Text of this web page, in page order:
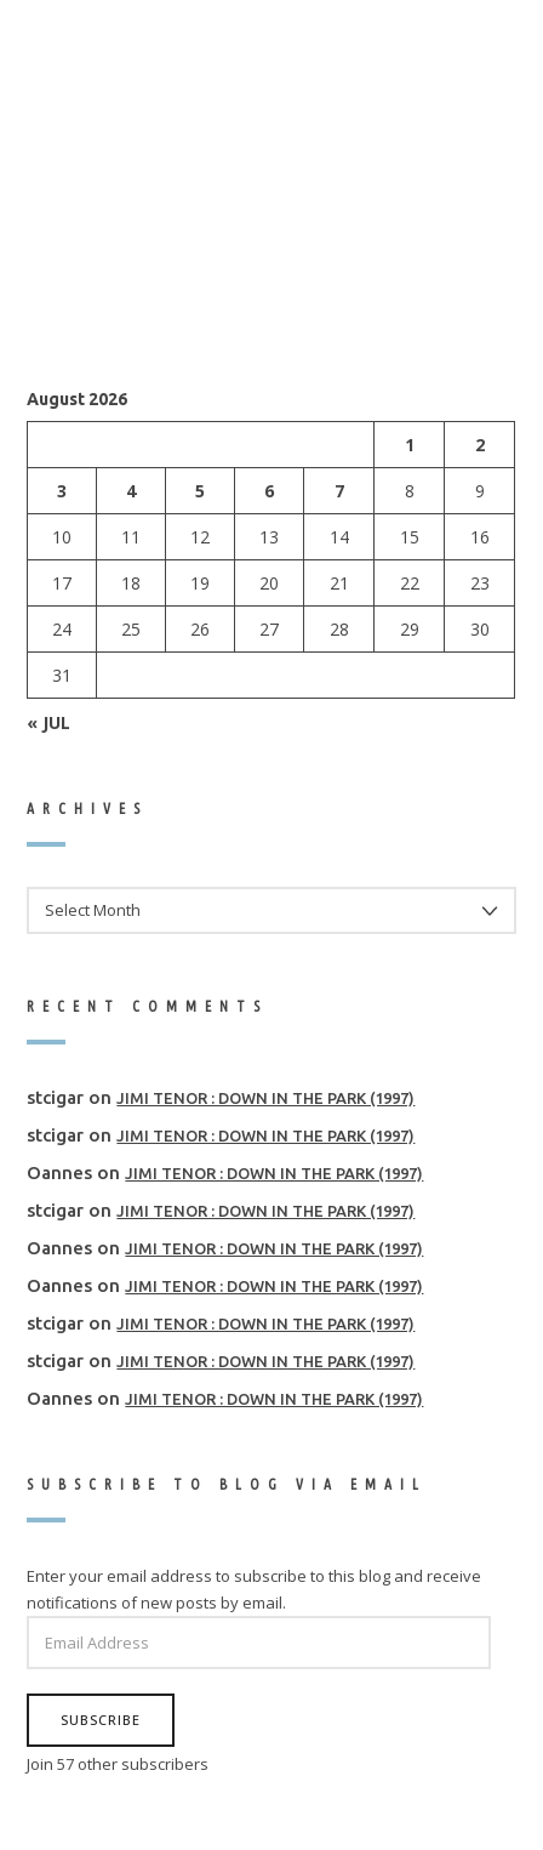
August 2026
1
2
3
4 5 6 7 8
9
10
11 12 13 14 15
16
17
18 19 20 21 22
23
24
25 26 27 28 29
30
31
« JUL
ARCHIVES
RECENT COMMENTS
stcigar on JIMI TENOR : DOWN IN THE PARK (1997)
stcigar on JIMI TENOR : DOWN IN THE PARK (1997)
Oannes on JIMI TENOR : DOWN IN THE PARK (1997)
stcigar on JIMI TENOR : DOWN IN THE PARK (1997)
Oannes on JIMI TENOR : DOWN IN THE PARK (1997)
Oannes on JIMI TENOR : DOWN IN THE PARK (1997)
stcigar on JIMI TENOR : DOWN IN THE PARK (1997)
stcigar on JIMI TENOR : DOWN IN THE PARK (1997)
Oannes on JIMI TENOR : DOWN IN THE PARK (1997)
SUBSCRIBE TO BLOG VIA EMAIL
Enter your email address to subscribe to this blog and receive
notifications of new posts by email.
ADDRESS
SUBSCRIBE
Join 57 other subscribers